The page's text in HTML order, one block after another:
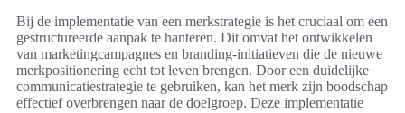
Bij de implementatie van een merkstrategie is het cruciaal om een
gestructureerde aanpak te hanteren. Dit omvat het ontwikkelen
van marketingcampagnes en branding-initiatieven die de nieuwe
merkpositionering echt tot leven brengen. Door een duidelijke
communicatiestrategie te gebruiken, kan het merk zijn boodschap
effectief overbrengen naar de doelgroep. Deze implementatie